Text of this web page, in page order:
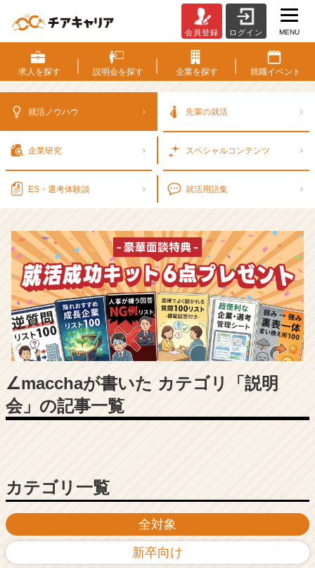
考
対
策・
ウ
ベ
ン
チ
ャ
ー・
成
長
企
業
か
ら
ス
カ
ウ
活
イ
会員登録 ログイン MENU
求人を探す 説明会を探す 企業を探す 就職イベント
就活ノウハウ 先輩の就活
企業研究 スペシャルコンテンツ
ES・選考体験談 就活用語集
∠macchaが書いた カテゴリ「説明
会」の記事一覧
全対象
新卒向け
カテゴリ一覧